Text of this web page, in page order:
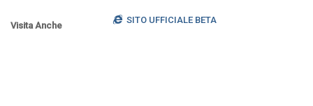
Visita Anche
SITO UFFICIALE BETA